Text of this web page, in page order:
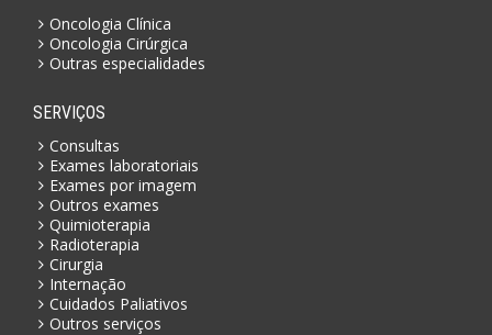
Oncologia Clínica
Oncologia Cirúrgica
Outras especialidades
SERVIÇOS
Consultas
Exames laboratoriais
Exames por imagem
Outros exames
Quimioterapia
Radioterapia
Cirurgia
Internação
Cuidados Paliativos
Outros serviços